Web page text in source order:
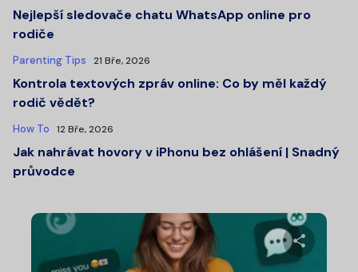
Nejlepší sledovače chatu WhatsApp online pro
rodiče
Parenting Tips 21 Bře, 2026
Kontrola textových zpráv online: Co by měl každý
rodič vědět?
How To 12 Bře, 2026
Jak nahrávat hovory v iPhonu bez ohlášení | Snadný
průvodce